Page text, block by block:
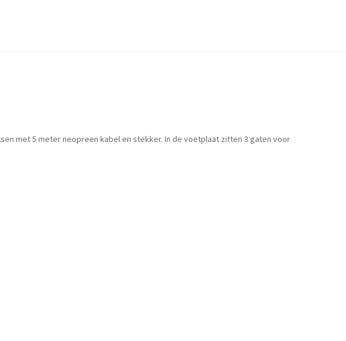
met 5 meter neopreen kabel en stekker. In de voetplaat zitten 3 gaten voor